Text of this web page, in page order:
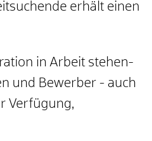
erhält einen
in Arbeit stehen-
und Bewerber - auch
Verfügung,